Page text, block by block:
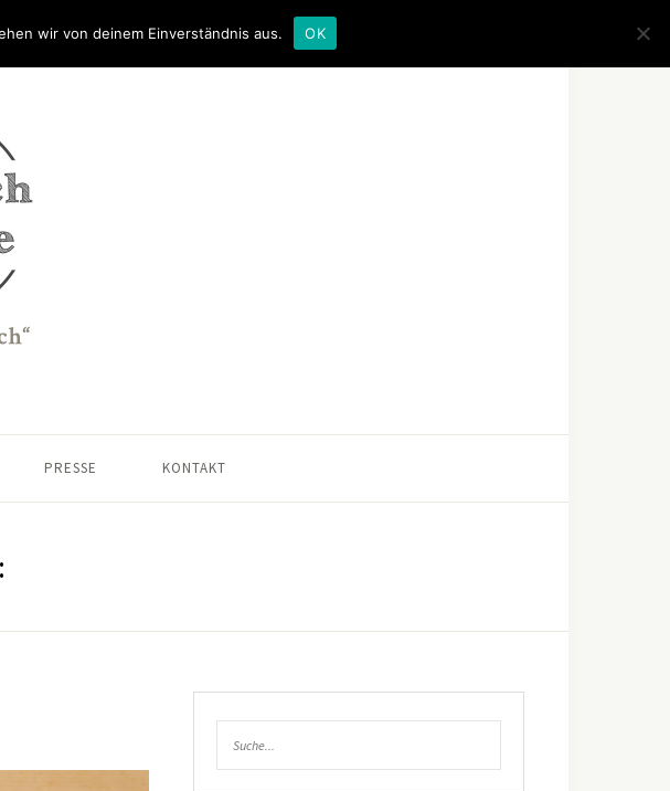
PRESSE KONTAKT
wir von deinem Einverständnis aus. OK